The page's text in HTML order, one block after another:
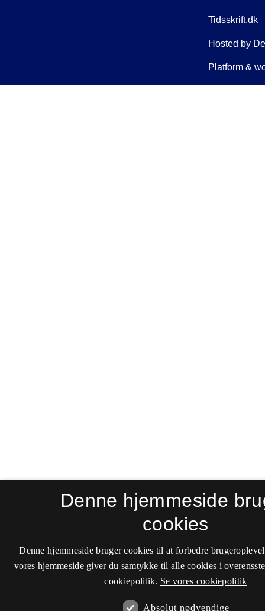
Denne hjemmeside
cookies
Denne hjemmeside bruger cookies til at forbedre
vores hjemmeside giver du samtykke til alle cookies i
cookiepolitik. Se vores cookiepolitik
Absolut nødvendige